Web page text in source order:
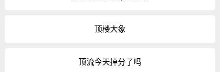
顶楼大象
顶流今天掉分了吗